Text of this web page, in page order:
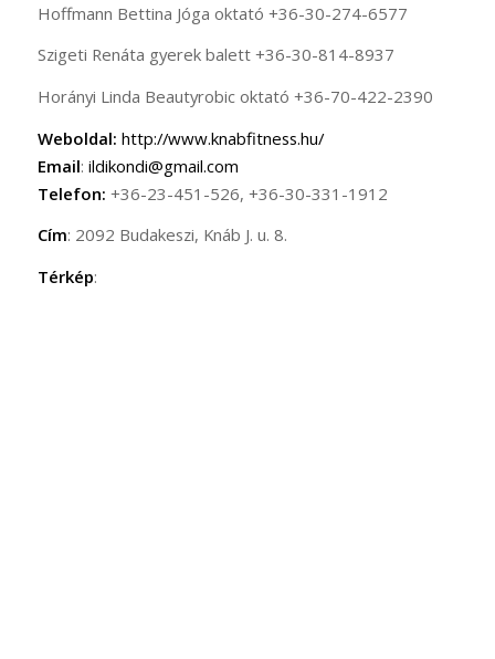
Hoffmann Bettina Jóga oktató +36-30-274-6577
Szigeti Renáta gyerek balett +36-30-814-8937
Horányi Linda Beautyrobic oktató +36-70-422-2390
Weboldal: http://www.knabfitness.hu/
Email: ildikondi@gmail.com
Telefon: +36-23-451-526, +36-30-331-1912
Cím: 2092 Budakeszi, Knáb J. u. 8.
Térkép: